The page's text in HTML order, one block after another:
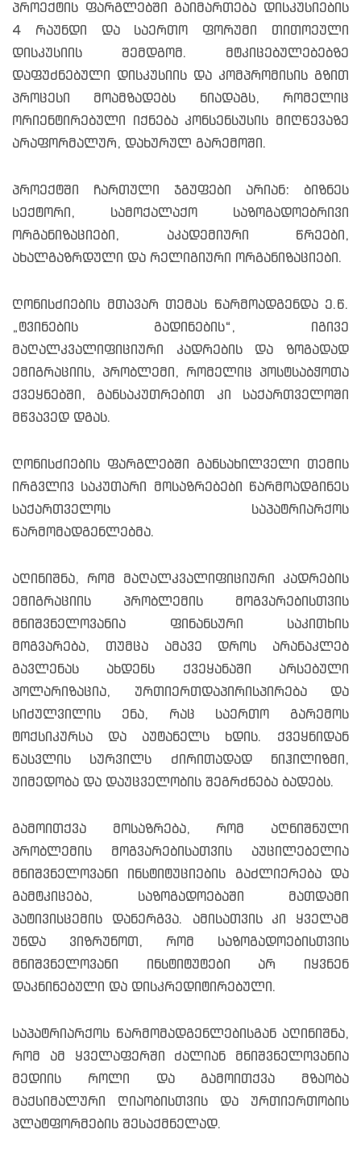
პროექტის ფარგლებში გაიმართება დისკუსიების
4 რაუნდი და საერთო ფორუმი თითოეული
დისკუსიის შემდგომ. მტკიცებულებებზე
დაფუძნებული დისკუსიის და კომპრომისის გზით
პროცესი მოამზადებს ნიადაგს, რომელიც
ორიენტირებული იქნება კონსენსუსის მიღწევაზე
არაფორმალურ, დახურულ გარემოში.
პროექტში ჩართული ჯგუფები არიან: ბიზნეს
სექტორი, სამოქალაქო საზოგადოებრივი
ორგანიზაციები, აკადემიური წრეები,
ახალგაზრდული და რელიგიური ორგანიზაციები.
ღონისძიების მთავარ თემას წარმოადგენდა ე.წ.
„ტვინების გადინების“, იგივე
მაღალკვალიფიციური კადრების და ზოგადად
ემიგრაციის, პრობლემი, რომელიც პოსტსაბჭოთა
ქვეყნებში, განსაკუთრებით კი საქართველოში
მწვავედ დგას.
ღონისძიების ფარგლებში განსახილველი თემის
ირგვლივ საკუთარი მოსაზრებები წარმოადგინეს
საქართველოს საპატრიარქოს
წარმომადგენლებმა.
აღინიშნა, რომ მაღალკვალიფიციური კადრების
ემიგრაციის პრობლემის მოგვარებისთვის
მნიშვნელოვანია ფინანსური საკითხის
მოგვარება, თუმცა ამავე დროს არანაკლებ
გავლენას ახდენს ქვეყანაში არსებული
პოლარიზაცია, ურთიერთდაპირისპირება და
სიძულვილის ენა, რაც საერთო გარემოს
ტოქსიკურსა და აუტანელს ხდის. ქვეყნიდან
წასვლის სურვილს ძირითადად ნიჰილიზმი,
უიმედობა და დაუცველობის შეგრძნება ბადებს.
გამოითქვა მოსაზრება, რომ აღნიშნული
პრობლემის მოგვარებისათვის აუცილებელია
მნიშვნელოვანი ინსტიტუციების გაძლიერება და
გამტკიცება, საზოგადოებაში მათდამი
პატივისცემის დანერგვა. ამისათვის კი ყველამ
უნდა ვიზრუნოთ, რომ საზოგადოებისთვის
მნიშვნელოვანი ინსტიტუტები არ იყვნენ
დაკნინებული და დისკრედიტირებული.
საპატრიარქოს წარმომადგენლებისგან აღინიშნა,
რომ ამ ყველაფერში ძალიან მნიშვნელოვანია
მედიის როლი და გამოითქვა მზაობა
მაქსიმალური ღიაობისთვის და ურთიერთობის
პლატფორმების შესაქმნელად.